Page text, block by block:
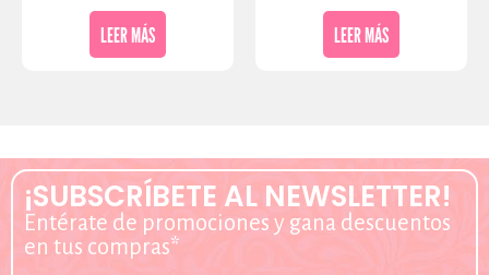
LEER MÁS LEER MÁS
¡SUBSCRÍBETE AL NEWSLETTER!
Entérate de promociones y gana descuentos
en tus compras*